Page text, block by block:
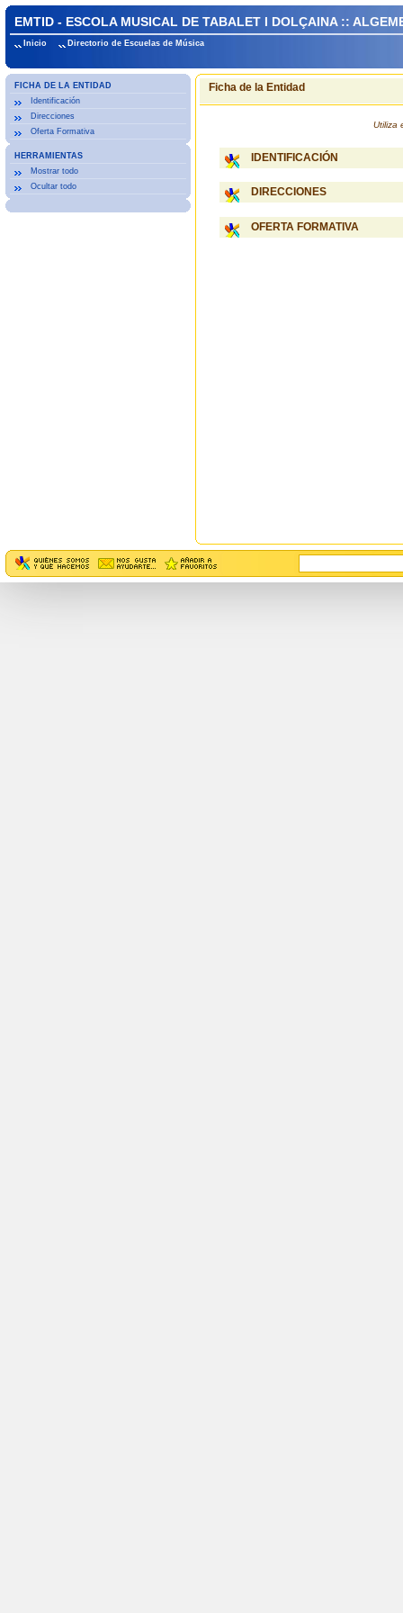
EMTID - ESCOLA MUSICAL DE TABALET I DOLÇAINA ::
Inicio Directorio de Escuelas de Música
FICHA DE LA ENTIDAD
Identificación
Direcciones
Oferta Formativa
HERRAMIENTAS
Mostrar todo
Ocultar todo
Ficha de la Entidad
Utiliza
IDENTIFICACIÓN
DIRECCIONES
OFERTA FORMATIVA